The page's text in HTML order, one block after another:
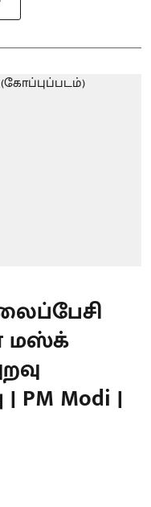
மஸ்க்
Modi |